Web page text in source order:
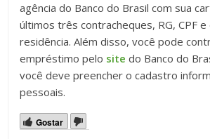
agência do Banco do Brasil com sua
últimos três contracheques, RG, CPF
residência. Além disso, você pode
empréstimo pelo sitedo Banco do
você deve preencher o cadastro
pessoais.
Gostar